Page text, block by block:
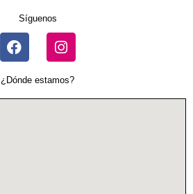
Síguenos
¿Dónde estamos?